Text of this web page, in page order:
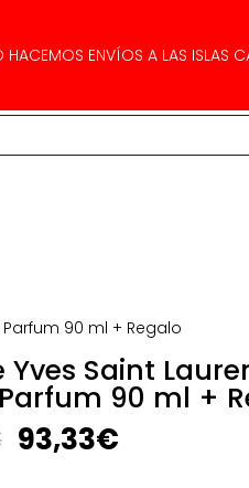
ENVÍOS A LAS ISLAS
90 ml + Regalo
Yves Saint
90 ml +
El
precio
93,33€El